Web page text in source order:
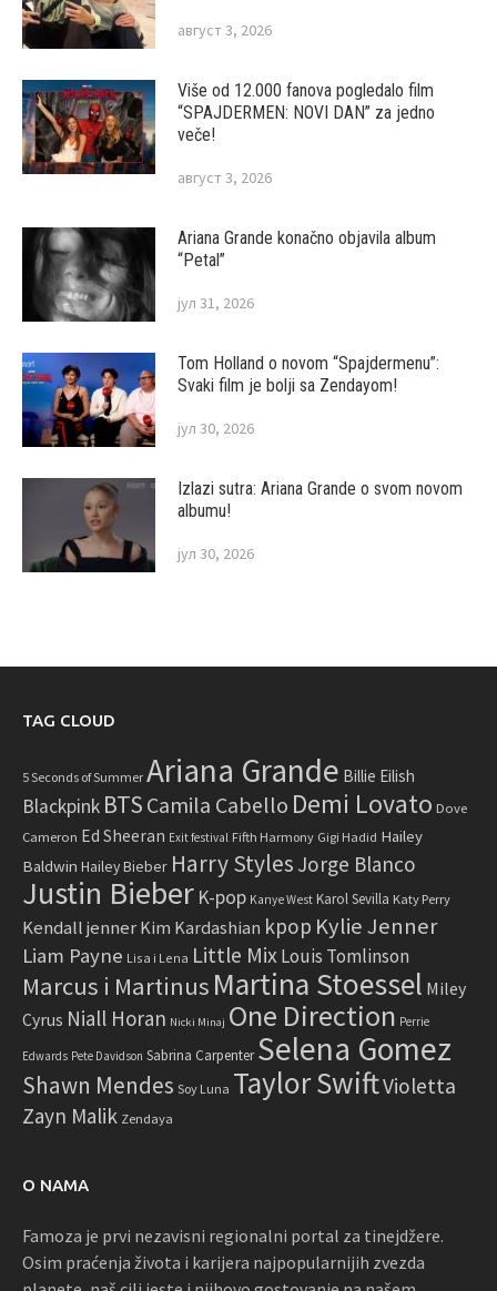
август 3, 2026
Više od 12.000 fanova pogledalo film
“SPAJDERMEN: NOVI DAN” za jedno
veče!
август 3, 2026
Ariana Grande konačno objavila album
“Petal”
јул 31, 2026
Tom Holland o novom “Spajdermenu”:
Svaki film je bolji sa Zendayom!
јул 30, 2026
Izlazi sutra: Ariana Grande o svom novom
albumu!
јул 30, 2026
TAG CLOUD
5 Seconds of Summer Ariana Grande Billie Eilish
Blackpink BTS Camila Cabello Demi Lovato Dove
Cameron Ed Sheeran Exit festival Fifth Harmony Gigi Hadid Hailey
Baldwin Hailey Bieber Harry Styles Jorge Blanco
Justin Bieber K-pop Kanye West Karol Sevilla Katy Perry
Kendall jenner Kim Kardashian kpop Kylie Jenner
Liam Payne Lisa i Lena Little MixLouis Tomlinson
Marcus i Martinus Martina Stoessel Miley
Cyrus Niall Horan Nicki Minaj One Direction Perrie
Edwards Pete Davidson Sabrina Carpenter Selena Gomez
Shawn Mendes Soy Luna Taylor SwiftVioletta
Zayn Malik Zendaya
O NAMA
Famoza je prvi nezavisni regionalni portal za tinejdžere.
Osim praćenja života i karijera najpopularnijih zvezda